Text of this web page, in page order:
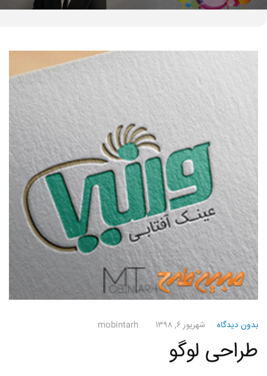
شهریور ۶, ۱۳۹۸ mobintarh بدون دیدگاه
طراحی لوگو